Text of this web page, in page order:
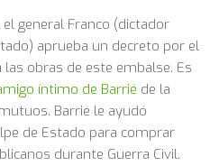
general Franco (dictador
aprueba un decreto por el
obras de este embalse. Es
íntimo de Barrié de la
Barrié le ayudó
de Estado para comprar
durante Guerra Civil.